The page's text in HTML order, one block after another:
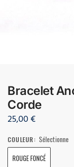
Bracelet
Corde
25,00€
COULEUR: Sélectionne
ROUGE FONCÉ